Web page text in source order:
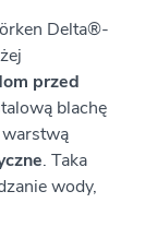
Delta®-
przed
blachę
. Taka
wody,